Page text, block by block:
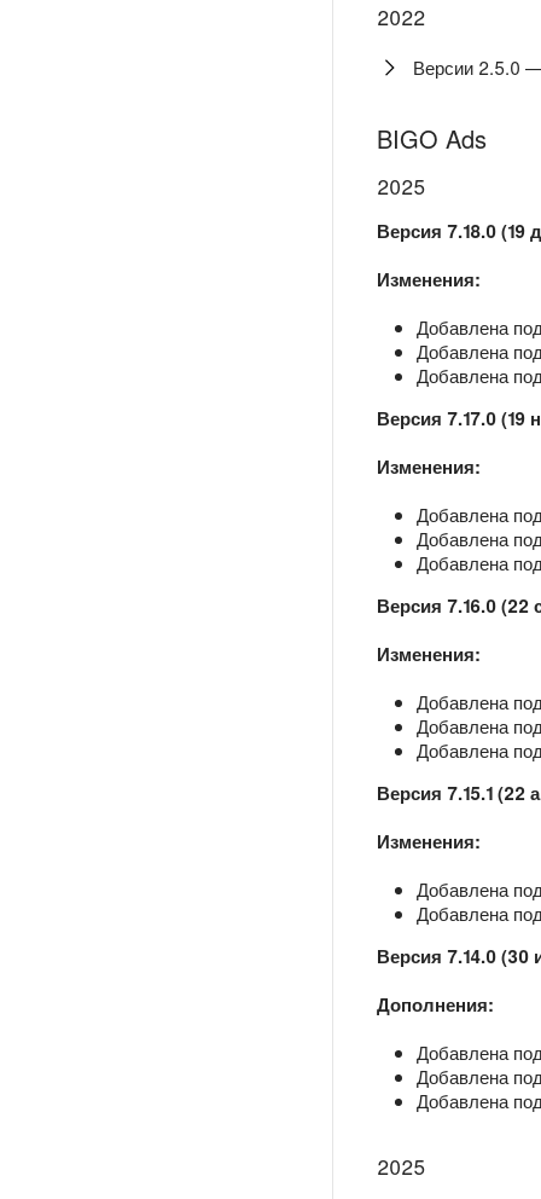
2022
Версии 2.5.0
BIGO Ads
2025
Версия 7.18.0 (19
Изменения:
Добавлена
Добавлена
Добавлена
Версия 7.17.0 (19
Изменения:
Добавлена
Добавлена
Добавлена
Версия 7.16.0 (22
Изменения:
Добавлена
Добавлена
Добавлена
Версия 7.15.1 (22
Изменения:
Добавлена
Добавлена
Версия 7.14.0
Дополнения:
Добавлена
Добавлена
Добавлена
2025